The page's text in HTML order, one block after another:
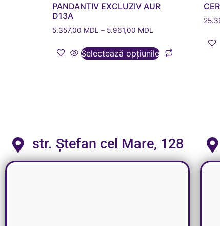
PANDANTIV EXCLUZIV AUR
D13A
5.357,00 MDL – 5.961,00 MDL
Selectează opțiunile
str. Ștefan cel Mare, 128